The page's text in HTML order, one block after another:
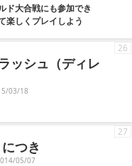
ド大合戦にも参加でき
楽しくプレイしよう
ッシュ（ディレ
03/18
26
つき
05/07
27